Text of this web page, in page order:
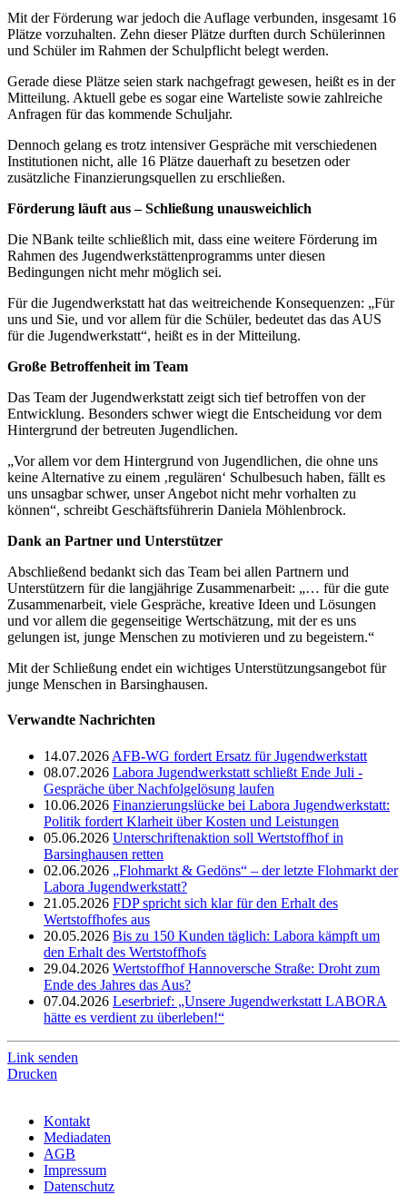
Mit der Förderung war jedoch die Auflage verbunden, insgesamt 16
Plätze vorzuhalten. Zehn dieser Plätze durften durch Schülerinnen
und Schüler im Rahmen der Schulpflicht belegt werden.
Gerade diese Plätze seien stark nachgefragt gewesen, heißt es in der
Mitteilung. Aktuell gebe es sogar eine Warteliste sowie zahlreiche
Anfragen für das kommende Schuljahr.
Dennoch gelang es trotz intensiver Gespräche mit verschiedenen
Institutionen nicht, alle 16 Plätze dauerhaft zu besetzen oder
zusätzliche Finanzierungsquellen zu erschließen.
Förderung läuft aus – Schließung unausweichlich
Die NBank teilte schließlich mit, dass eine weitere Förderung im
Rahmen des Jugendwerkstättenprogramms unter diesen
Bedingungen nicht mehr möglich sei.
Für die Jugendwerkstatt hat das weitreichende Konsequenzen: „Für
uns und Sie, und vor allem für die Schüler, bedeutet das das AUS
für die Jugendwerkstatt“, heißt es in der Mitteilung.
Große Betroffenheit im Team
Das Team der Jugendwerkstatt zeigt sich tief betroffen von der
Entwicklung. Besonders schwer wiegt die Entscheidung vor dem
Hintergrund der betreuten Jugendlichen.
„Vor allem vor dem Hintergrund von Jugendlichen, die ohne uns
keine Alternative zu einem ‚regulären‘ Schulbesuch haben, fällt es
uns unsagbar schwer, unser Angebot nicht mehr vorhalten zu
können“, schreibt Geschäftsführerin Daniela Möhlenbrock.
Dank an Partner und Unterstützer
Abschließend bedankt sich das Team bei allen Partnern und
Unterstützern für die langjährige Zusammenarbeit: „… für die gute
Zusammenarbeit, viele Gespräche, kreative Ideen und Lösungen
und vor allem die gegenseitige Wertschätzung, mit der es uns
gelungen ist, junge Menschen zu motivieren und zu begeistern.“
Mit der Schließung endet ein wichtiges Unterstützungsangebot für
junge Menschen in Barsinghausen.
Verwandte Nachrichten
14.07.2026 AFB-WG fordert Ersatz für Jugendwerkstatt
08.07.2026 Labora Jugendwerkstatt schließt Ende Juli -
Gespräche über Nachfolgelösung laufen
10.06.2026 Finanzierungslücke bei Labora Jugendwerkstatt:
Politik fordert Klarheit über Kosten und Leistungen
05.06.2026 Unterschriftenaktion soll Wertstoffhof in
Barsinghausen retten
02.06.2026 „Flohmarkt & Gedöns“ – der letzte Flohmarkt der
Labora Jugendwerkstatt?
21.05.2026 FDP spricht sich klar für den Erhalt des
Wertstoffhofes aus
20.05.2026 Bis zu 150 Kunden täglich: Labora kämpft um
den Erhalt des Wertstoffhofs
29.04.2026 Wertstoffhof Hannoversche Straße: Droht zum
Ende des Jahres das Aus?
07.04.2026 Leserbrief: „Unsere Jugendwerkstatt LABORA
hätte es verdient zu überleben!“
Link senden
Drucken
Kontakt
Mediadaten
AGB
Impressum
Datenschutz